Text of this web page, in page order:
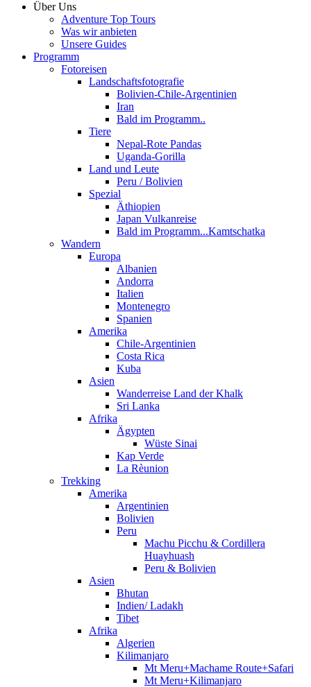
Über Uns
Adventure Top Tours
Was wir anbieten
Unsere Guides
Programm
Fotoreisen
Landschaftsfotografie
Bolivien-Chile-Argentinien
Iran
Bald im Programm..
Tiere
Nepal-Rote Pandas
Uganda-Gorilla
Land und Leute
Peru / Bolivien
Spezial
Äthiopien
Japan Vulkanreise
Bald im Programm...Kamtschatka
Wandern
Europa
Albanien
Andorra
Italien
Montenegro
Spanien
Amerika
Chile-Argentinien
Costa Rica
Kuba
Asien
Wanderreise Land der Khalk
Sri Lanka
Afrika
Ägypten
Wüste Sinai
Kap Verde
La Rèunion
Trekking
Amerika
Argentinien
Bolivien
Peru
Machu Picchu & Cordillera
Huayhuash
Peru & Bolivien
Asien
Bhutan
Indien/ Ladakh
Tibet
Afrika
Algerien
Kilimanjaro
Mt Meru+Machame Route+Safari
Mt Meru+Kilimanjaro